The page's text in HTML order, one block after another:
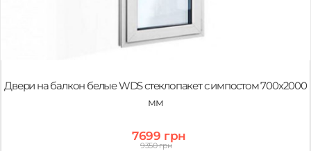
Двери на балкон белые WDS стеклопакет с импостом 700x2000
мм
7699 грн
9350 грн